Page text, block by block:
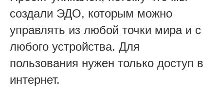
создали ЭДО, которым можно
управлять из любой точки мира и с
любого устройства. Для
пользования нужен только доступ в
интернет.